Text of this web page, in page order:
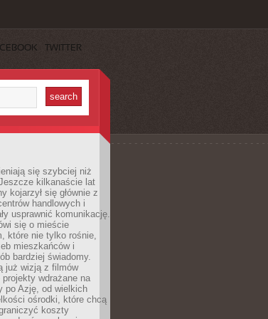
TWITTER
się szybciej niż
kilkanaście lat
kojarzył się głównie z
handlowych i
usprawnić komunikację.
się o mieście
które nie tylko rośnie,
mieszkańców i
bardziej świadomy.
już wizją z filmów
wdrażane na
po Azję, od wielkich
ośrodki, które chcą
koszty